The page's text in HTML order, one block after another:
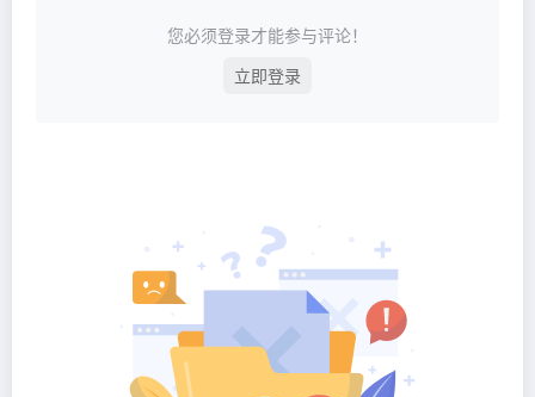
您必须登录才能参与评论！
立即登录